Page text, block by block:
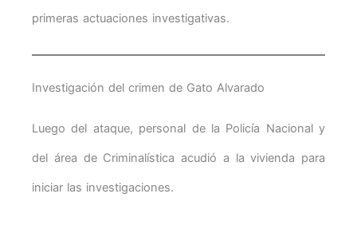
primeras actuaciones investigativas.
Investigación del crimen de Gato Alvarado
Luego del ataque, personal de la Policía Nacional y
del área de Criminalística acudió a la vivienda para
iniciar las investigaciones.